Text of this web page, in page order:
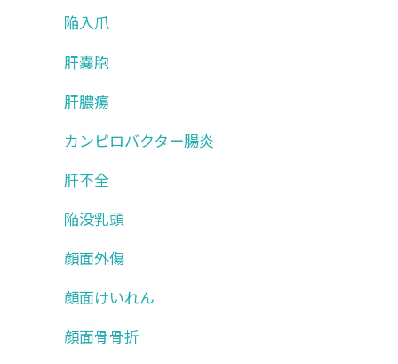
陥入爪
肝嚢胞
肝膿瘍
カンピロバクター腸炎
肝不全
陥没乳頭
顔面外傷
顔面けいれん
顔面骨骨折